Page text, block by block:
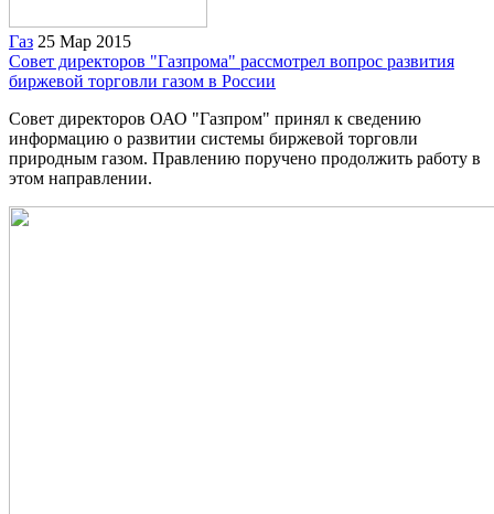
Газ 25 Мар 2015
Совет директоров "Газпрома" рассмотрел вопрос развития
биржевой торговли газом в России
Совет директоров ОАО "Газпром" принял к сведению
информацию о развитии системы биржевой торговли
природным газом. Правлению поручено продолжить работу в
этом направлении.